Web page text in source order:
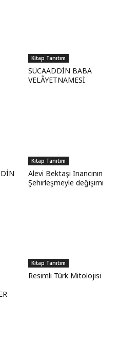
Kitap Tanıtım
SÜCAADDİN BABA
VELÂYETNAMESİ
Kitap Tanıtım
Alevi Bektaşi Inancının
Şehirleşmeyle değişimi
Kitap Tanıtım
Resimli Türk Mitolojisi